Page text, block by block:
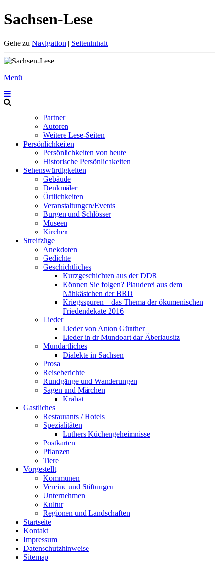
Sachsen-Lese
Gehe zu Navigation | Seiteninhalt
Menü
Partner
Autoren
Weitere Lese-Seiten
Persönlichkeiten
Persönlichkeiten von heute
Historische Persönlichkeiten
Sehenswürdigkeiten
Gebäude
Denkmäler
Örtlichkeiten
Veranstaltungen/Events
Burgen und Schlösser
Museen
Kirchen
Streifzüge
Anekdoten
Gedichte
Geschichtliches
Kurzgeschichten aus der DDR
Können Sie folgen? Plauderei aus dem
Nähkästchen der BRD
Kriegsspuren – das Thema der ökumenischen
Friedendekate 2016
Lieder
Lieder von Anton Günther
Lieder in dr Mundoart dar Äberlausitz
Mundartliches
Dialekte in Sachsen
Prosa
Reiseberichte
Rundgänge und Wanderungen
Sagen und Märchen
Krabat
Gastliches
Restaurants / Hotels
Spezialitäten
Luthers Küchengeheimnisse
Postkarten
Pflanzen
Tiere
Vorgestellt
Kommunen
Vereine und Stiftungen
Unternehmen
Kultur
Regionen und Landschaften
Startseite
Kontakt
Impressum
Datenschutzhinweise
Sitemap